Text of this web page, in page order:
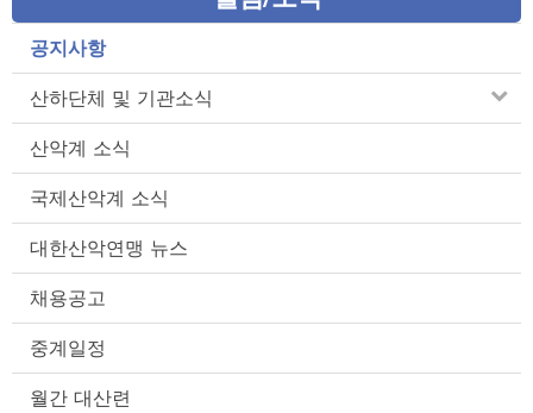
공지사항
산하단체 및 기관소식
산악계 소식
국제산악계 소식
대한산악연맹 뉴스
채용공고
중계일정
월간 대산련